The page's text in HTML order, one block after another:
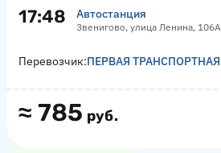
17:48 Автостанция
Звенигово, улица Ленина, 106А
≈ 785 руб.
Перевозчик:ПЕРВАЯ